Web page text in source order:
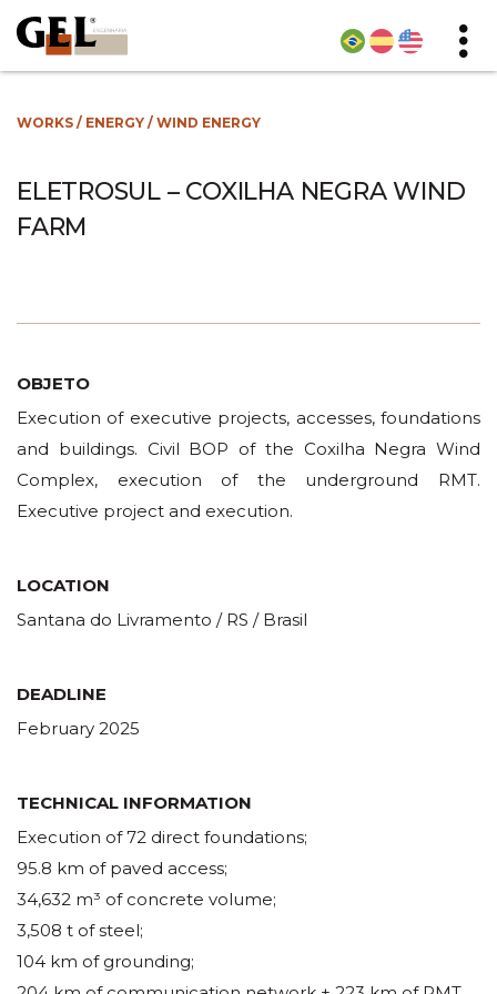
WORKS / ENERGY / WIND ENERGY
ELETROSUL – COXILHA NEGRA WIND
FARM
OBJETO
Execution of executive projects, accesses, foundations
and buildings. Civil BOP of the Coxilha Negra Wind
Complex, execution of the underground RMT.
Executive project and execution.
LOCATION
Santana do Livramento / RS / Brasil
DEADLINE
February 2025
TECHNICAL INFORMATION
Execution of 72 direct foundations;
95.8 km of paved access;
34,632 m³ of concrete volume;
3,508 t of steel;
104 km of grounding;